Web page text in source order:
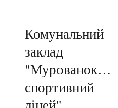
Комунальний
заклад
спортивний